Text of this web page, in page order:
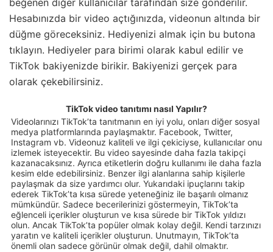
beğenen diğer kullanıcılar tarafından size gönderilir.
Hesabınızda bir video açtığınızda, videonun altında bir
düğme göreceksiniz. Hediyenizi almak için bu butona
tıklayın. Hediyeler para birimi olarak kabul edilir ve
TikTok bakiyenizde birikir. Bakiyenizi gerçek para
olarak çekebilirsiniz.
TikTok video tanıtımı nasıl Yapılır?
Videolarınızı TikTok’ta tanıtmanın en iyi yolu, onları diğer sosyal
medya platformlarında paylaşmaktır. Facebook, Twitter,
Instagram vb. Videonuz kaliteli ve ilgi çekiciyse, kullanıcılar onu
izlemek isteyecektir. Bu video sayesinde daha fazla takipçi
kazanacaksınız. Ayrıca etiketlerin doğru kullanımı ile daha fazla
kesim elde edebilirsiniz. Benzer ilgi alanlarına sahip kişilerle
paylaşmak da size yardımcı olur. Yukarıdaki ipuçlarını takip
ederek TikTok’ta kısa sürede yeteneğiniz ile başarılı olmanız
mümkündür. Sadece becerilerinizi göstermeyin, TikTok’ta
eğlenceli içerikler oluşturun ve kısa sürede bir TikTok yıldızı
olun. Ancak TikTok’ta popüler olmak kolay değil. Kendi tarzınızı
yaratın ve kaliteli içerikler oluşturun. Unutmayın, TikTok’ta
önemli olan sadece görünür olmak değil, dahil olmaktır.